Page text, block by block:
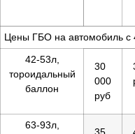
Цены ГБО на автомобиль с
42-53л,
тороидальный
баллон
30
000
руб
63-93л,